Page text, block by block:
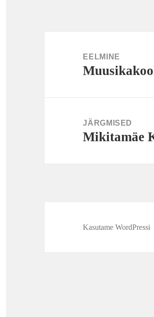
EELMINE
Eelmine
JÄRGMISED
Järgmine
Mikitamäe
Kasutame WordPressi